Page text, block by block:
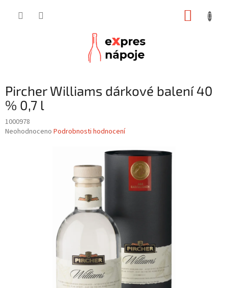
Pircher Williams dárkové balení 40
% 0,7 l
1000978
Průměrné
Neohodnoceno Podrobnosti hodnocení